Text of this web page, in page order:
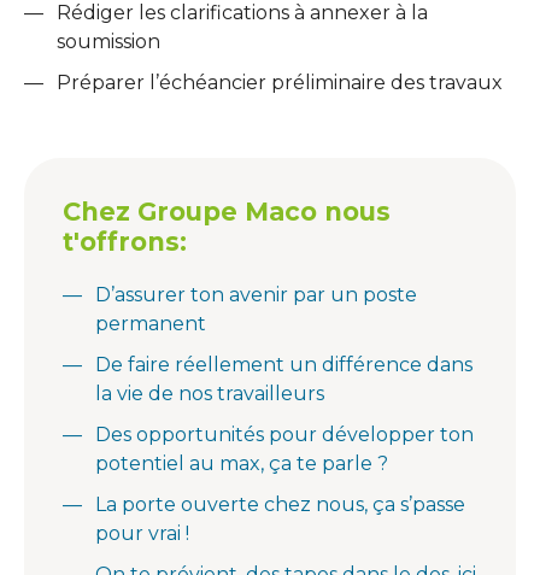
Chez Groupe Maco nous
t'offrons:
D’assurer ton avenir par un poste
permanent
De faire réellement un différence dans
la vie de nos travailleurs
Des opportunités pour développer ton
potentiel au max, ça te parle ?
La porte ouverte chez nous, ça s’passe
pour vrai !
Rédiger les clarifications à annexer à la
soumission
Préparer l’échéancier préliminaire des travaux